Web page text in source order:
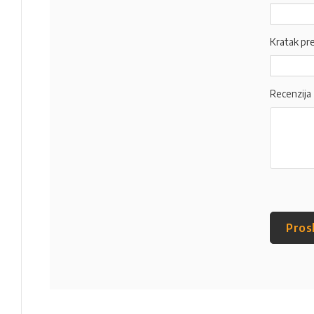
Kratak
Recenzija